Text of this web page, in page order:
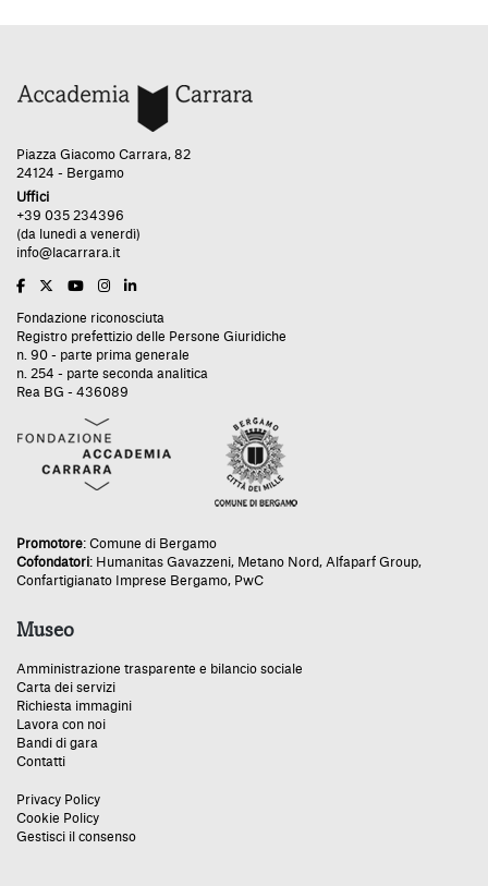
Piazza Giacomo Carrara, 82
24124 - Bergamo
Uffici
+39 035 234396
(da lunedì a venerdì)
info@lacarrara.it
Fondazione riconosciuta
Registro prefettizio delle Persone Giuridiche
n. 90 - parte prima generale
n. 254 - parte seconda analitica
Rea BG - 436089
Promotore: Comune di Bergamo
Cofondatori: Humanitas Gavazzeni, Metano Nord, Alfaparf Group,
Confartigianato Imprese Bergamo, PwC
Museo
Amministrazione trasparente e bilancio sociale
Carta dei servizi
Richiesta immagini
Lavora con noi
Bandi di gara
Contatti
Privacy Policy
Cookie Policy
Gestisci il consenso